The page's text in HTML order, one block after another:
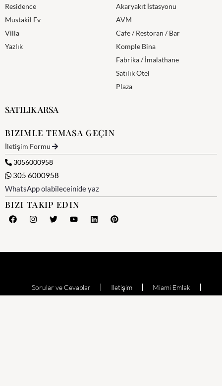
Residence
Mustakil Ev
Villa
Yazlık
Akaryakıt İstasyonu
AVM
Cafe / Restoran / Bar
Komple Bina
Fabrika / İmalathane
Satılık Otel
Plaza
SATILIK ARSA
BIZIMLE TEMASA GEÇIN
İletişim Formu
3056000958
305 6000958
WhatsApp olabileceinide yaz
BIZI TAKIP EDIN
Sorular ve Cevaplar Iletişim Miami Emlak